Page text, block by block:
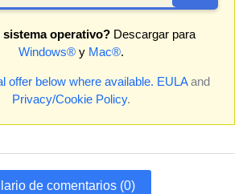
sistema operativo? Descargar para
Windows®y Mac®.
offer below where available. EULAand
Privacy/Cookie Policy.
de comentarios (0)